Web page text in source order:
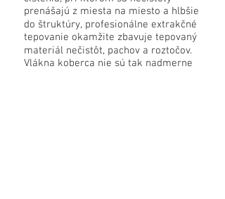
prenášajú z miesta na miesto a hlbšie
do štruktúry, profesionálne extrakčné
tepovanie okamžite zbavuje tepovaný
materiál nečistôt, pachov a roztočov.
Vlákna koberca nie sú tak nadmerne